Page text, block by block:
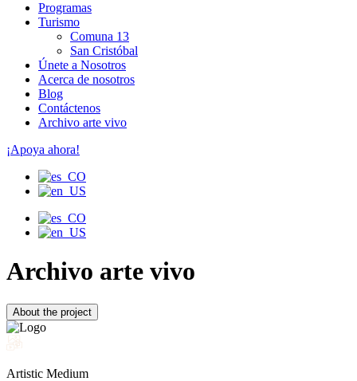
Programas
Turismo
Comuna 13
San Cristóbal
Únete a Nosotros
Acerca de nosotros
Blog
Contáctenos
Archivo arte vivo
¡Apoya ahora!
Archivo arte vivo
About the project
Artistic Medium